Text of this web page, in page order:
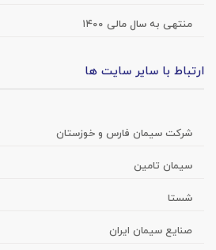
منتهی به سال مالی ۱۴۰۰
ارتباط با سایر سایت ها
شرکت سیمان فارس و خوزستان
سیمان تامین
شستا
صنایع سیمان ایران